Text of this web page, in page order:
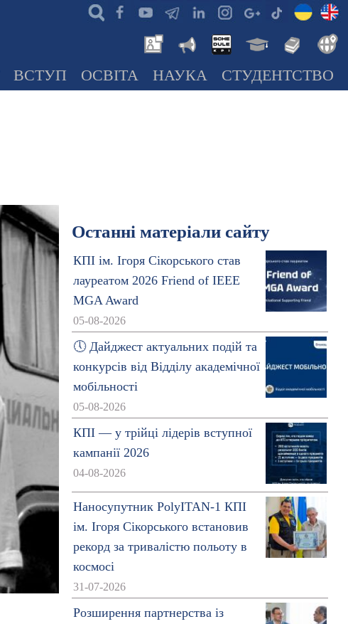
ВСТУП ОСВІТА НАУКА СТУДЕНТСТВО
Останні матеріали сайту
КПІ ім. Ігоря Сікорського став
лауреатом 2026 Friend of IEEE
MGA Award
05-08-2026
🕔 Дайджест актуальних подій та
конкурсів від Відділу академічної
мобільності
05-08-2026
КПІ — у трійці лідерів вступної
кампанії 2026
04-08-2026
Наносупутник PolyITAN-1 КПІ
ім. Ігоря Сікорського встановив
рекорд за тривалістю польоту в
космосі
31-07-2026
Розширення партнерства із